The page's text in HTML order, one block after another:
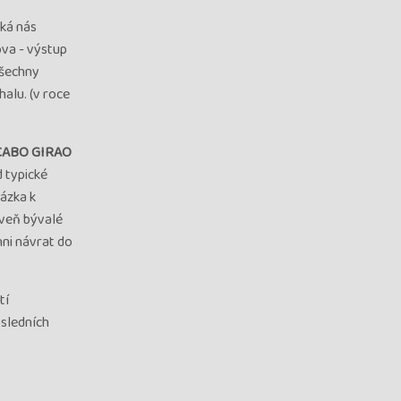
nás
- výstup
(v roce
GIRAO
typické
k
bývalé
návrat do